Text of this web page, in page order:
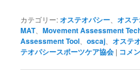
カテゴリー:オステオパシー 、オス
MAT、Movement Assessment
Assessment Tool 、oscaj 、オステ
テオパシースポーツケア協会 | コメ